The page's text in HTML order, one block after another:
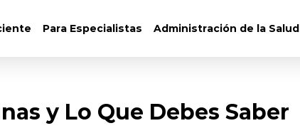
Para Especialistas Administración de la Salud
y Lo Que Debes Saber